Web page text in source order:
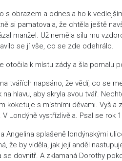
s obrazem a odnesla ho k
si pamatovala, že chtěla ještě
manžel. Už neměla sílu mu
se jí vše, co se zde odehrálo.
otočila k místu zády a šla pomalu
tvářích napsáno, že vědí, co se
na hlavu, aby skryla svou tvář.
koketuje s místními děvami. Vyšla
Londýně vystřízlivěla. Psal se
Angelina splašeně londýnskými
že by viděla, jak její anděl
se dovnitř. A zklamaná Dorothy